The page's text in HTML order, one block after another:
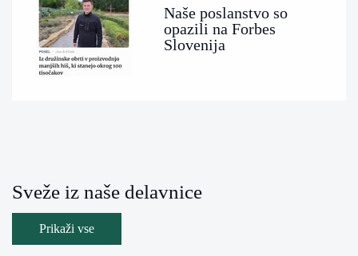
Naše poslanstvo so
opazili na Forbes
Slovenija
Sveže iz naše delavnice
Prikaži vse